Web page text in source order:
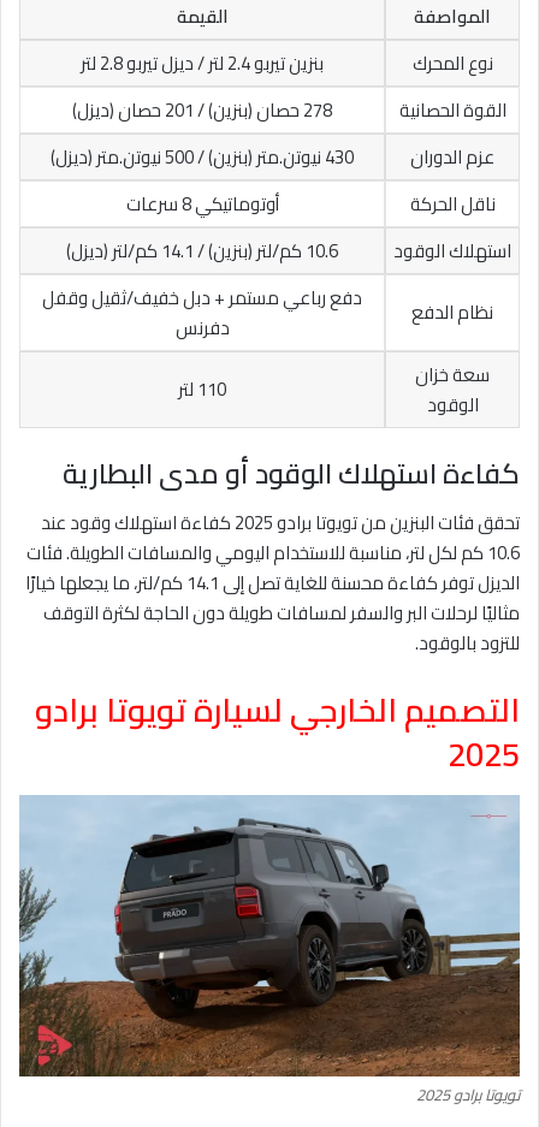
المواصفة
القيمة
نوع المحرك
بنزين تيربو 2.4 لتر / ديزل تيربو 2.8 لتر
القوة الحصانية
278 حصان (بنزين) / 201 حصان (ديزل)
عزم الدوران
430 نيوتن.متر (بنزين) / 500 نيوتن.متر (ديزل)
ناقل الحركة
أوتوماتيكي 8 سرعات
استهلاك الوقود
10.6 كم/لتر (بنزين) / 14.1 كم/لتر (ديزل)
نظام الدفع
دفع رباعي مستمر + دبل خفيف/ثقيل وقفل
دفرنس
سعة خزان
الوقود
110 لتر
كفاءة استهلاك الوقود أو مدى البطارية
تحقق فئات البنزين من تويوتا برادو 2025 كفاءة استهلاك وقود عند
10.6 كم لكل لتر، مناسبة للاستخدام اليومي والمسافات الطويلة. فئات
الديزل توفر كفاءة محسنة للغاية تصل إلى 14.1 كم/لتر، ما يجعلها خيارًا
مثاليًا لرحلات البر والسفر لمسافات طويلة دون الحاجة لكثرة التوقف
للتزود بالوقود.
التصميم الخارجي لسيارة تويوتا برادو
2025
تويوتا برادو 2025